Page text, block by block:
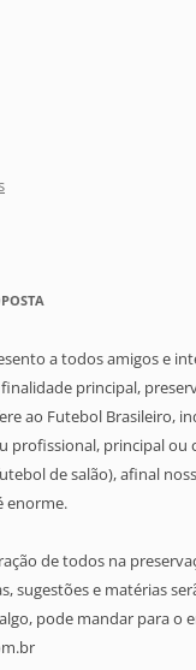
a todos amigos e
principal,
ao Futebol Brasileiro,
profissional, principal ou
de salão), afinal
enorme.
de todos na
sugestões e matérias
pode mandar para o